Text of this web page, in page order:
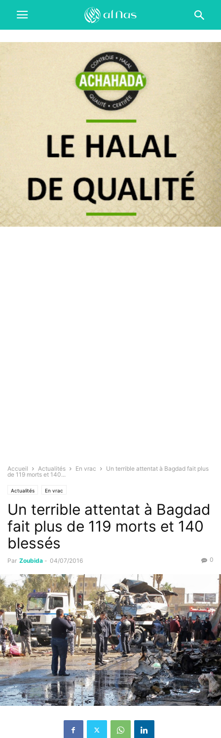
Accueil Actualités En vrac
Un terrible attentat à Bagdad fait plus
de 119 morts et 140...
Actualités En vrac
Un terrible attentat à Bagdad
fait plus de 119 morts et 140
blessés
Par Zoubida - 04/07/2016 0